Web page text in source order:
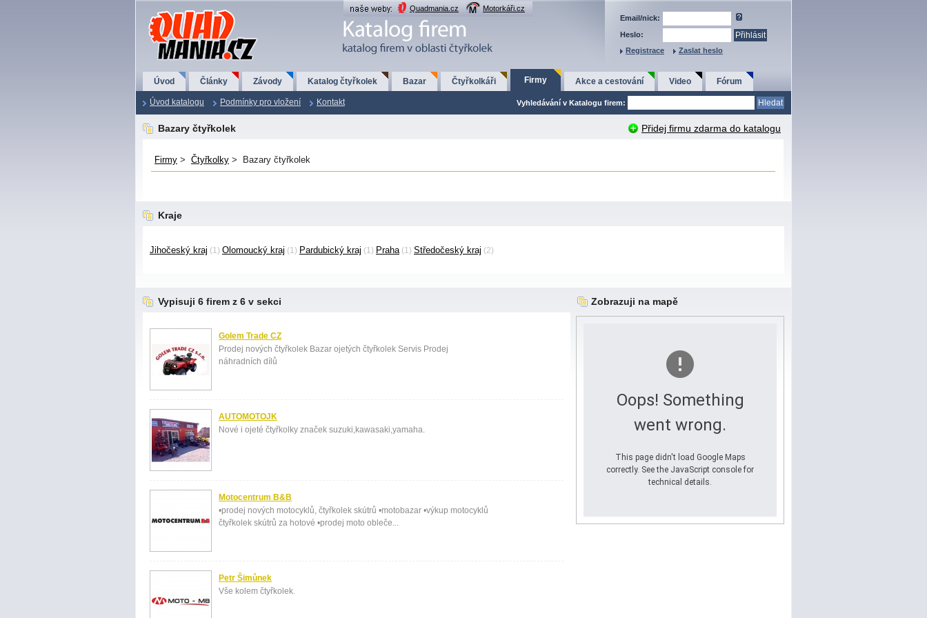
QuadMania.cz Quadmania.cz
Motorkáři.cz
Email/nick:
Heslo:
Registrace
Zaslat heslo
Úvod Články Závody Katalog čtyřkolek Bazar Čtyřkolkáři Firmy Akce a cestování Video Fórum
Úvod katalogu Podmínky pro vložení Kontakt Vyhledávání v Katalogu firem:
Bazary čtyřkolek Přidej firmu zdarma do katalogu
Firmy > Čtyřkolky > Bazary čtyřkolek
Kraje
Jihočeský kraj (1) Olomoucký kraj (1) Pardubický kraj (1) Praha(1) Středočeský kraj (2)
Vypisuji 6 firem z 6 v sekci Zobrazuji na mapě
Golem Trade CZ
Prodej nových čtyřkolek Bazar ojetých čtyřkolek Servis Prodej
náhradních dílů
AUTOMOTOJK
Nové i ojeté čtyřkolky značek suzuki,kawasaki,yamaha.
Motocentrum B&B
•prodej nových motocyklů, čtyřkolek skútrů •motobazar •výkup motocyklů
čtyřkolek skútrů za hotové •prodej moto obleče...
Petr Šimůnek
Vše kolem čtyřkolek.
Oops! Something
went wrong.
This page didn't load Google Maps
correctly. See the JavaScript console for
technical details.